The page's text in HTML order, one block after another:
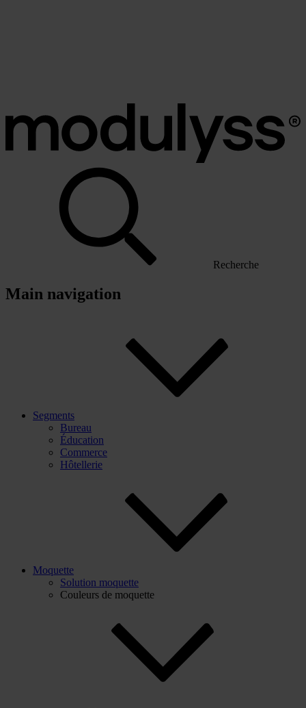
Recherche
Main navigation
Segments
Bureau
Éducation
Commerce
Hôtellerie
Moquette
Solution moquette
Couleurs de moquette